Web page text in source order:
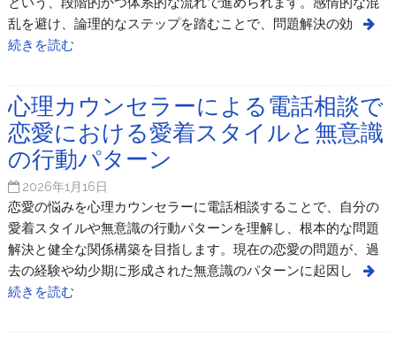
乱を避け、論理的なステップを踏むことで、問題解決の効
続きを読む
心理カウンセラーによる電話相談で
恋愛における愛着スタイルと無意識
の行動パターン
2026年1月16日
恋愛の悩みを心理カウンセラーに電話相談することで、自分の
愛着スタイルや無意識の行動パターンを理解し、根本的な問題
解決と健全な関係構築を目指します。現在の恋愛の問題が、過
去の経験や幼少期に形成された無意識のパターンに起因し
続きを読む